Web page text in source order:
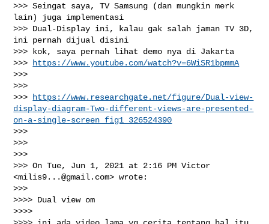
>>> Seingat saya, TV Samsung (dan mungkin merk
lain) juga implementasi
>>> Dual-Display ini, kalau gak salah jaman TV 3D,
ini pernah dijual disini
>>> kok, saya pernah lihat demo nya di Jakarta
>>>
https://www.youtube.com/watch?v=6WiSR1bpmmA
>>>
>>>
>>>
https://www.researchgate.net/figure/Dual-view-
display-diagram-Two-different-views-are-presented-
on-a-single-screen_fig1_326524390
>>>
>>>
>>>
>>> On Tue, Jun 1, 2021 at 2:16 PM Victor
<milis9...@gmail.com> wrote:
>>>
>>>> Dual view om
>>>>